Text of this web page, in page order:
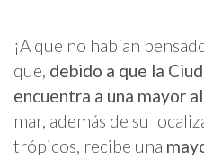
¡A que no habían
que, debido a que la
encuentra a una mayor
mar, además de su
trópicos, recibe una